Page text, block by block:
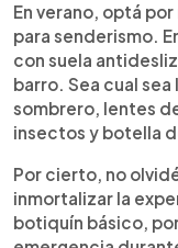
En verano, optá
para senderismo.
con suela
barro. Sea cual
sombrero, lentes
insectos y botella
Por cierto, no
inmortalizar la
botiquín básico,